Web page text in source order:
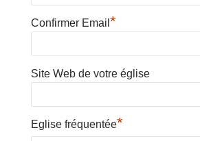
Confirmer Email *
Site Web de votre église
Eglise fréquentée*